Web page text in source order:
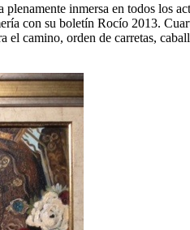
inmersa en todos
con su boletín Rocío 2013.
camino, orden de carretas,